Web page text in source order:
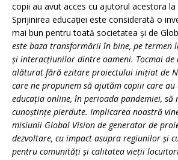
copii au avut acces cu ajutorul acestora la
Sprijinirea educației este considerată o
mai bun pentru toată societatea și de
este baza transformării în bine, pe termen
și interacțiunilor dintre oameni. Tocmai de
alăturat fără ezitare proiectului inițiat de
care ne propunem să ajutăm copiii care
educația online, în perioada pandemiei, să
cunoștințe pierdute. Implicarea noastră
misiunii Global Vision de generator de
dezvoltare, cu impact asupra regiunilor și
pentru comunități și calitatea vieții